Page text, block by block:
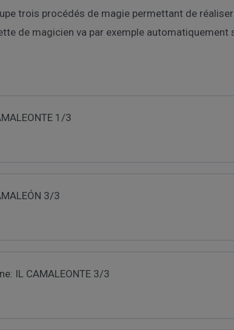
trois procédés de magie permettant de
de magicien va par exemple
1/3
3/3
IL CAMALEONTE 3/3